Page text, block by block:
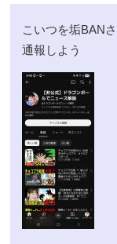
こいつを垢BAN
通報しよう